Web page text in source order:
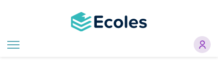
principal